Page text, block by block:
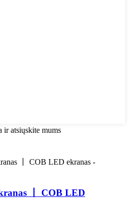
ir atsiųskite mums
丨 COB LED